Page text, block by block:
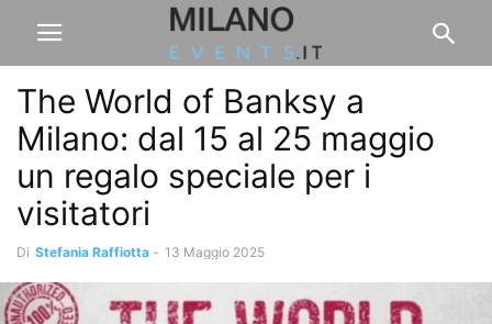
The World of Banksy a
Milano: dal 15 al 25 maggio
un regalo speciale per i
visitatori
Di Stefania Raffiotta - 13 Maggio 2025